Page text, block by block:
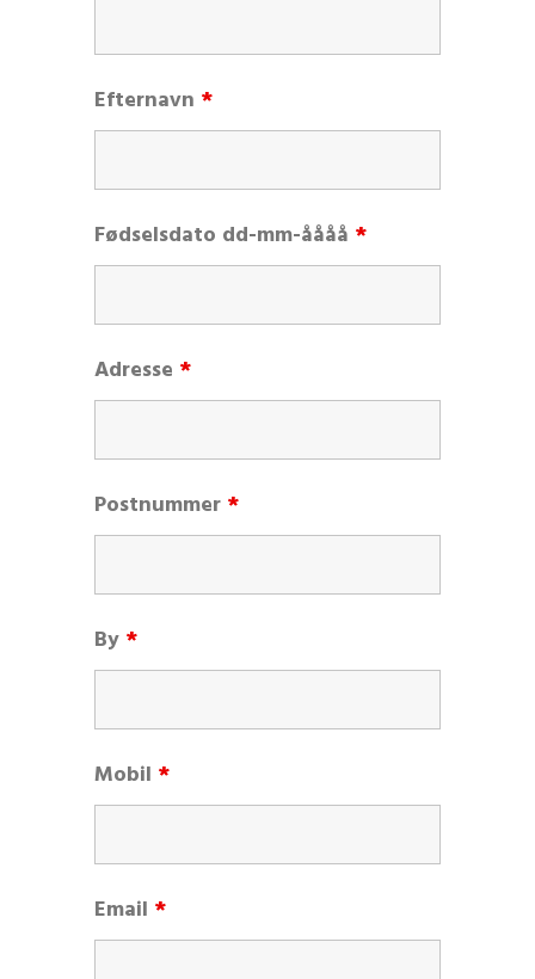
Efternavn *
Fødselsdato dd-mm-åååå *
Adresse *
Postnummer *
By *
Mobil *
Email *